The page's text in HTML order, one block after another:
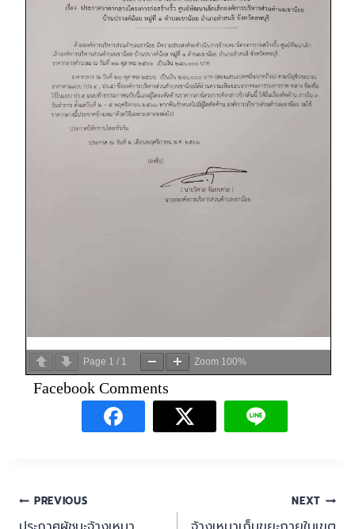
Page 1 / 1 Zoom 100%
Facebook Comments
PREVIOUS NEXT